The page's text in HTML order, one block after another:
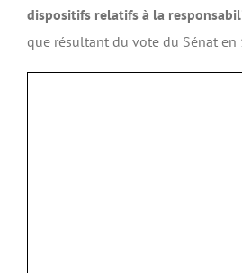
dispositifs relatifs à la
que résultant du vote du Sénat en